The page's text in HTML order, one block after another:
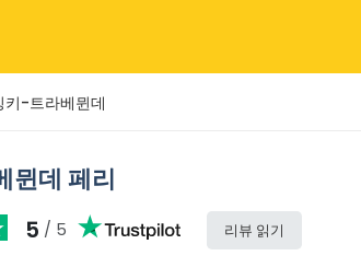
키-트라베뮌데
뮌데 페리
5 / 5 리뷰 읽기